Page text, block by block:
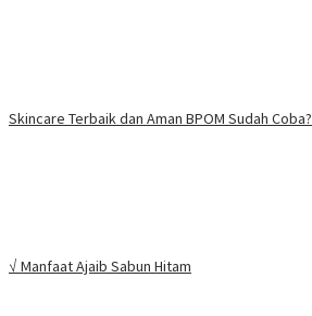
Skincare Terbaik dan Aman BPOM Sudah Coba?
√ Manfaat Ajaib Sabun Hitam